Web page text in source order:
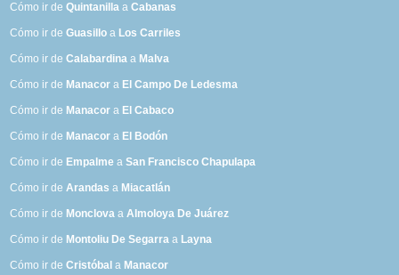
Cómo ir deQuintanilla aCabanas
Cómo ir deGuasillo a Los Carriles
Cómo ir deCalabardina a Malva
Cómo ir de Manacor a El Campo De Ledesma
Cómo ir de Manacor a El Cabaco
Cómo ir de Manacor a El Bodón
Cómo ir de Empalme aSan Francisco Chapulapa
Cómo ir deArandas a Miacatlán
Cómo ir de Monclova aAlmoloya De Juárez
Cómo ir de Montoliu De Segarra a Layna
Cómo ir deCristóbal a Manacor